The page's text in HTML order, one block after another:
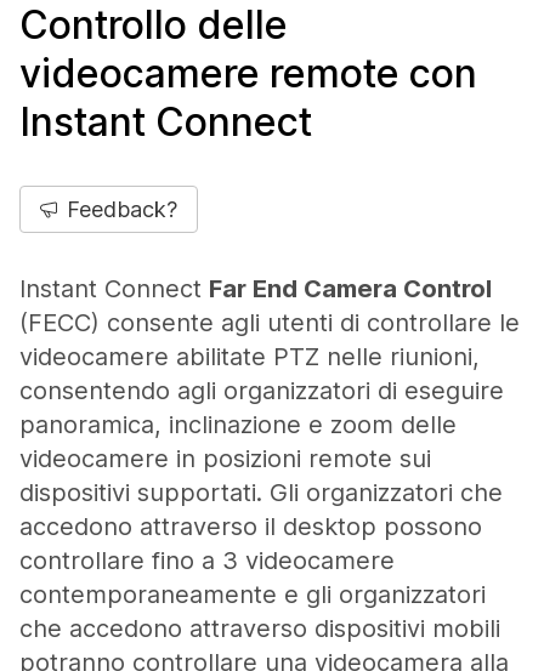
Controllo delle
videocamere remote con
Instant Connect
Feedback?
Instant Connect Far End Camera Control
(FECC) consente agli utenti di controllare le
videocamere abilitate PTZ nelle riunioni,
consentendo agli organizzatori di eseguire
panoramica, inclinazione e zoom delle
videocamere in posizioni remote sui
dispositivi supportati. Gli organizzatori che
accedono attraverso il desktop possono
controllare fino a 3 videocamere
contemporaneamente e gli organizzatori
che accedono attraverso dispositivi mobili
potranno controllare una videocamera alla